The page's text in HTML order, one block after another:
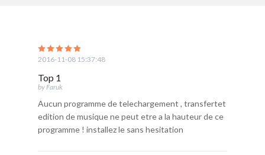
2016-11-08 15:37:48
Top 1
by Faruk
Aucun programme de telechargement , transfertet
edition de musique ne peut etre a la hauteur de ce
programme ! installez le sans hesitation